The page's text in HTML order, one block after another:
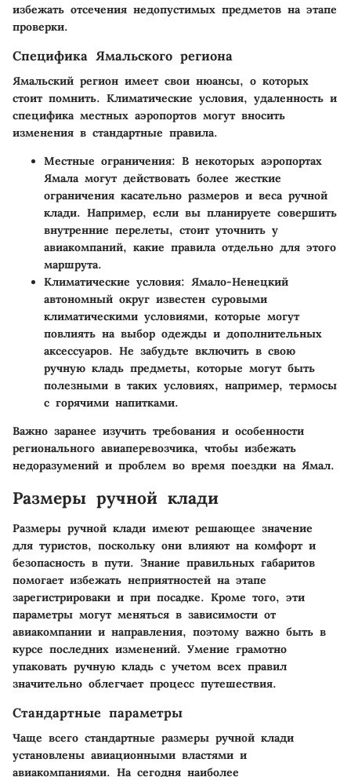
избежать отсечения недопустимых предметов на этапе
проверки.
Специфика Ямальского региона
Ямальский регион имеет свои нюансы, о которых
стоит помнить. Климатические условия, удаленность и
специфика местных аэропортов могут вносить
изменения в стандартные правила.
Местные ограничения: В некоторых аэропортах
Ямала могут действовать более жесткие
ограничения касательно размеров и веса ручной
клади. Например, если вы планируете совершить
внутренние перелеты, стоит уточнить у
авиакомпаний, какие правила отдельно для этого
маршрута.
Климатические условия: Ямало-Ненецкий
автономный округ известен суровыми
климатическими условиями, которые могут
повлиять на выбор одежды и дополнительных
аксессуаров. Не забудьте включить в свою
ручную кладь предметы, которые могут быть
полезными в таких условиях, например, термосы
с горячими напитками.
Важно заранее изучить требования и особенности
регионального авиаперевозчика, чтобы избежать
недоразумений и проблем во время поездки на Ямал.
Размеры ручной клади
Размеры ручной клади имеют решающее значение
для туристов, поскольку они влияют на комфорт и
безопасность в пути. Знание правильных габаритов
помогает избежать неприятностей на этапе
зарегистрироваки и при посадке. Кроме того, эти
параметры могут меняться в зависимости от
авиакомпании и направления, поэтому важно быть в
курсе последних изменений. Умение грамотно
упаковать ручную кладь с учетом всех правил
значительно облегчает процесс путешествия.
Стандартные параметры
Чаще всего стандартные размеры ручной клади
установлены авиационными властями и
авиакомпаниями. На сегодня наиболее